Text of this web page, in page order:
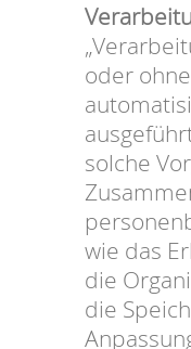
oder
solche
wie das
die
die